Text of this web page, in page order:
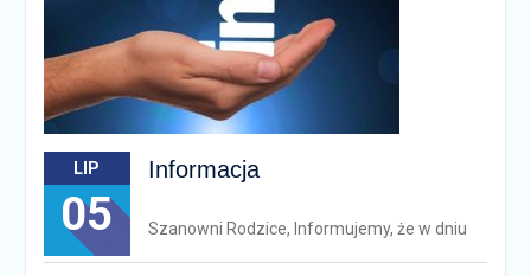
LIP
05
Informacja
Szanowni Rodzice, Informujemy, że w dniu